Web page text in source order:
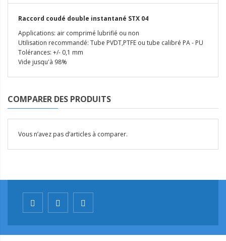
Raccord coudé double instantané STX 04
Applications: air comprimé lubrifié ou non
Utilisation recommandé: Tube PVDT,PTFE ou tube calibré PA - PU
Tolérances: +/- 0,1 mm
Vide jusqu'à 98%
COMPARER DES PRODUITS
Vous n’avez pas d’articles à comparer.